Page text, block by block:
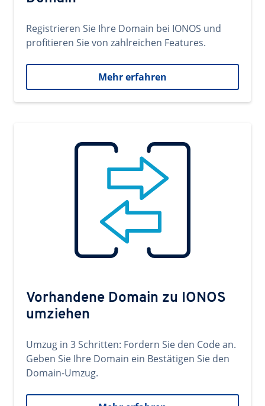
Registrieren Sie Ihre Domain bei IONOS und
profitieren Sie von zahlreichen Features.
Mehr erfahren
Vorhandene Domain zu IONOS
umziehen
Umzug in 3 Schritten: Fordern Sie den Code an.
Geben Sie Ihre Domain ein Bestätigen Sie den
Domain-Umzug.